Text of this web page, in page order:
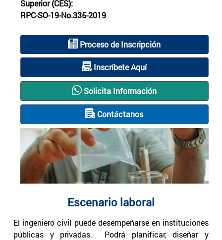
Superior (CES):
RPC-SO-19-No.335-2019
Proceso de Inscripción
Inscríbete Aquí
Solicita Información
Contáctanos
Escenario laboral
El ingeniero civil puede desempeñarse en instituciones
públicas y privadas. Podrá planificar, diseñar y